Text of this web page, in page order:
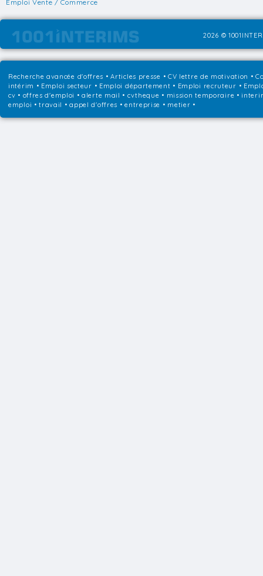
Emploi Vente / Commerce
2026 ©
Recherche avancée d'offres •Articles presse • CV lettre de motivation •
intérim • Emploi secteur • Emploi département • Emploi recruteur •
cv • offres d'emploi • alerte mail • cvtheque • mission temporaire •
emploi • travail • appel d'offres • entreprise • metier •